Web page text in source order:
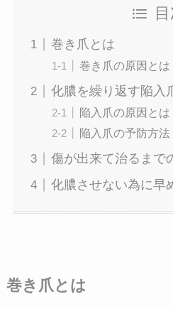
巻き爪とは
巻き爪の原因とは
化膿を繰り返す陥入
陥入爪の原因とは
陥入爪の予防方法
傷が出来て治るまで
化膿させない為に早
巻き爪とは